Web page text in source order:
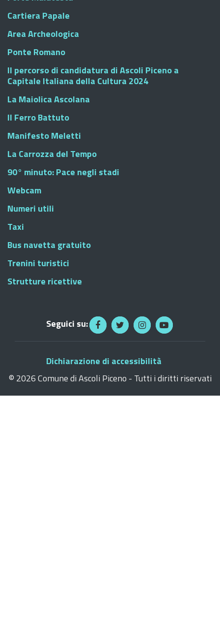
Cartiera Papale
Area Archeologica
Ponte Romano
Il percorso di candidatura di Ascoli Piceno a
Capitale Italiana della Cultura 2024
La Maiolica Ascolana
Il Ferro Battuto
Manifesto Meletti
La Carrozza del Tempo
90° minuto: Pace negli stadi
Webcam
Numeri utili
Taxi
Bus navetta gratuito
Trenini turistici
Strutture ricettive
Seguici su:
Dichiarazione di accessibilità
© 2026 Comune di Ascoli Piceno - Tutti i diritti riservati